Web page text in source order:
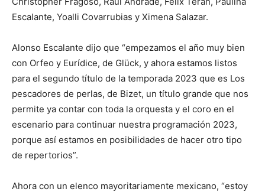
Escalante, Yoalli Covarrubias y Ximena Salazar.
Alonso Escalante dijo que “empezamos el año muy bien
con Orfeo y Eurídice, de Glück, y ahora estamos listos
para el segundo título de la temporada 2023 que es Los
pescadores de perlas, de Bizet, un título grande que nos
permite ya contar con toda la orquesta y el coro en el
escenario para continuar nuestra programación 2023,
porque así estamos en posibilidades de hacer otro tipo
de repertorios”.
Ahora con un elenco mayoritariamente mexicano, “estoy